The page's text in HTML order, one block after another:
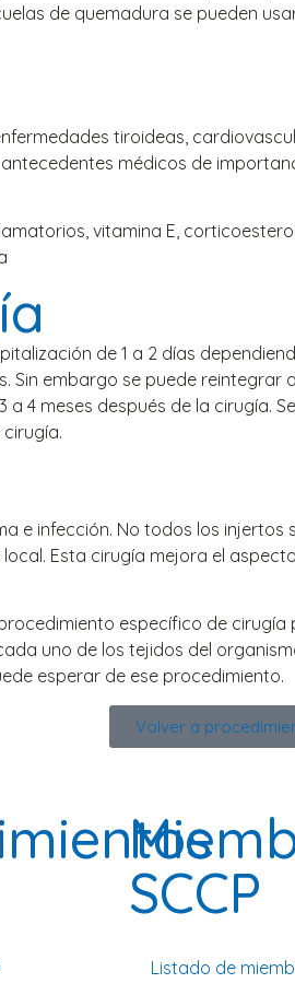
de quemadura se pueden
tiroideas,
médicos de
vitamina E,
de 1 a 2 días
Sin embargo se puede
4 meses después de la cirugía.
e infección. No todos los
Esta cirugía mejora el
específico de
uno de los tejidos del
esperar de ese procedimiento.
Volver a
SCCP
Listado de